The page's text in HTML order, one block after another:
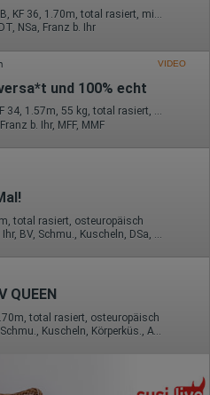
TS, 26 Jahre, 75B, KF 36, 1.70m, total rasiert, mitteleuropäisch
NSa, Franz b. Ihr
VIDEO
und 100% echt
18 Jahre, 70B, KF 34, 1.57m, 55 kg, total rasiert, deutsch
b. Ihr, MFF, MMF
total rasiert, osteuropäisch
69, GF6, Franz b. Ihr, BV, Schmu., Kuscheln, DSa, Mast.
QUEEN
total rasiert, osteuropäisch
ZK, AV, NSa, BV, Schmu., Kuscheln, Körperküs., AV b. Ihm